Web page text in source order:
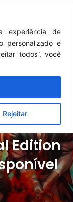
experiência de
personalizado e
todos”, você
Rejeitar
Edition